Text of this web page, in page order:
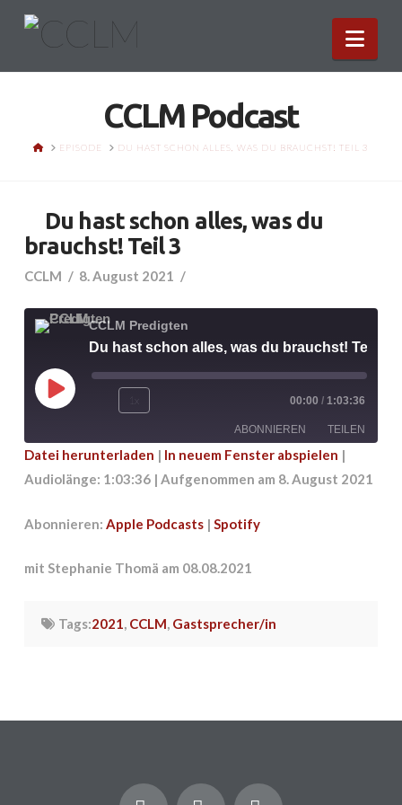
CCLM Podcast
HOMEEPISODE DU HAST SCHON ALLES, WAS DU BRAUCHST! TEIL 3
Du hast schon alles, was du
brauchst! Teil 3
CCLM 8. August 2021
CCLM Predigten
Du hast schon alles, was du brauchst! Teil 3
Play
00:00 / 1:03:36
ABONNIEREN TEILEN
Apple Podcasts Spotify
TEILEN
Datei herunterladen | In neuem Fenster abspielen |
Audiolänge: 1:03:36| Aufgenommen am 8. August 2021
Abonnieren: Apple Podcasts| Spotify
mit Stephanie Thomä am 08.08.2021
Tags:2021 CCLM Gastsprecher/in